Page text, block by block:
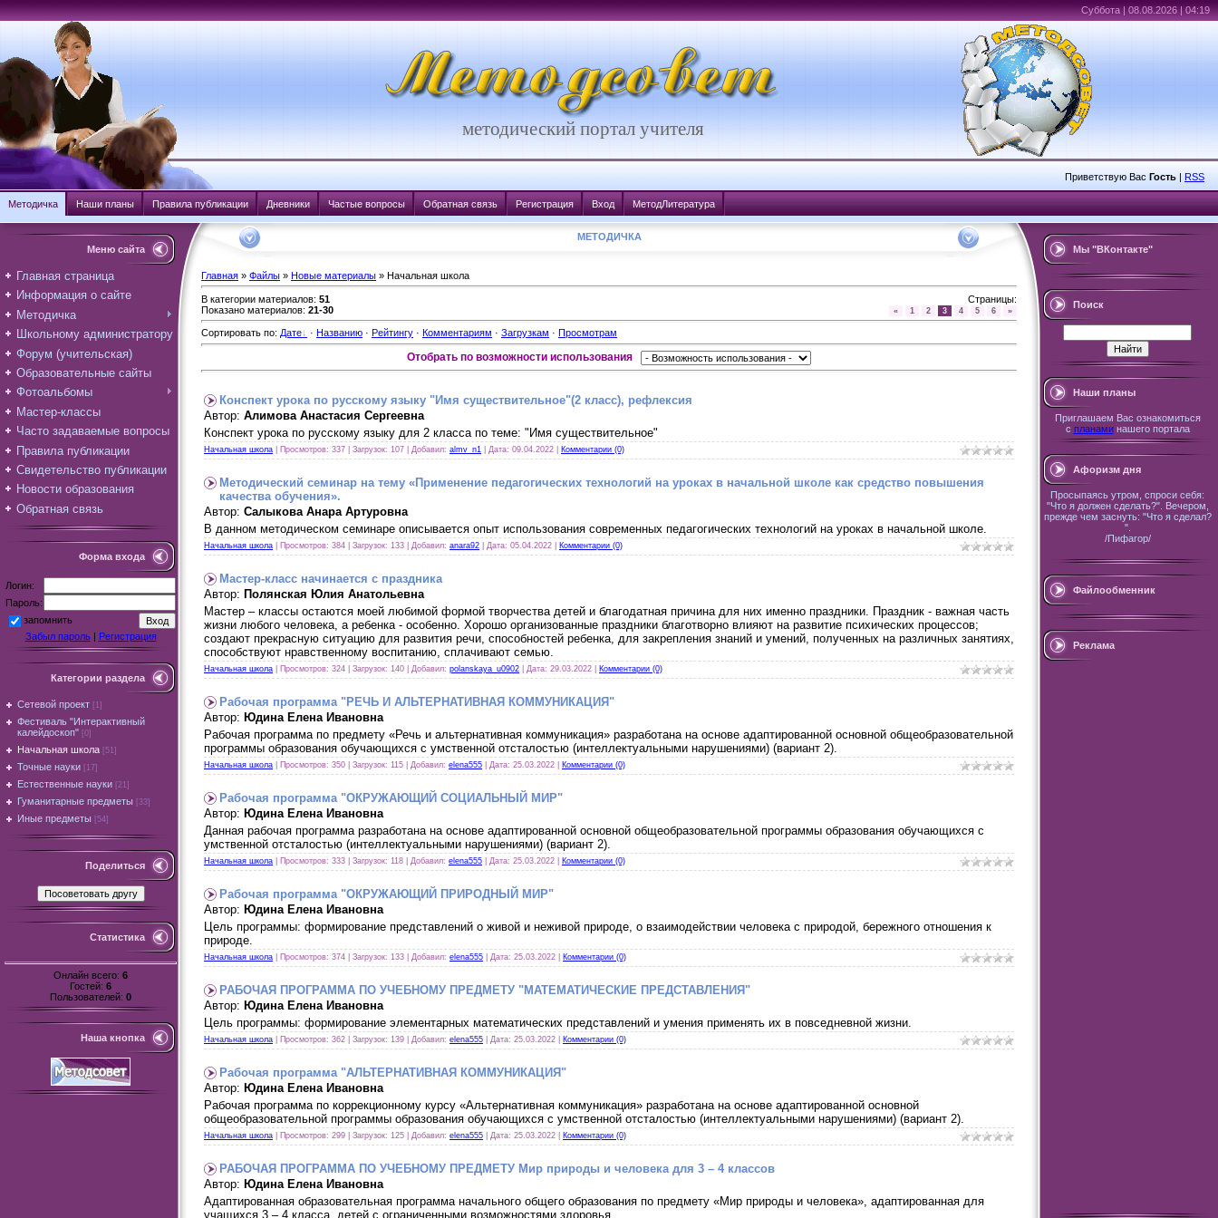
Суббота | 08.08.2026 | 04:19
методический портал учителя
Приветствую Вас Гость | RSS
Методичка Наши планы Правила публикации Дневники Частые вопросы Обратная связь Регистрация Вход МетодЛитература
Меню сайта
Главная страница
Информация о сайте
Методичка
Школьному администратору
Форум (учительская)
Образовательные сайты
Фотоальбомы
Мастер-классы
Часто задаваемые вопросы
Правила публикации
Свидетельство публикации
Новости образования
Обратная связь
Форма входа
Логин:
Пароль:
запомнить
Забыл пароль| Регистрация
Категории раздела
Сетевой проект [1]
Фестиваль "Интерактивный
калейдоскоп" [0]
Начальная школа [51]
Точные науки [17]
Естественные науки [21]
Гуманитарные предметы [33]
Иные предметы [54]
Поделиться
Статистика
Онлайн всего: 6
Гостей: 6
Пользователей: 0
Наша кнопка
МЕТОДИЧКА
Главная » Файлы » Новые материалы » Начальная школа
В категории материалов: 51
Показано материалов: 21-30
Страницы:
« 1 2 3 4 5 6 »
Сортировать по: Дате · Названию · Рейтингу · Комментариям · Загрузкам · Просмотрам
Отобрать по возможности использования
Конспект урока по русскому языку "Имя существительное"(2 класс), рефлексия
Автор: Алимова Анастасия Сергеевна
Конспект урока по русскому языку для 2 класса по теме: "Имя существительное"
Начальная школа | Просмотров: 337 | Загрузок: 107 | Добавил: almv_n1 | Дата: 09.04.2022 Комментарии (0)
Методический семинар на тему «Применение педагогических технологий на уроках в начальной школе как средство повышения
качества обучения».
Автор: Салыкова Анара Артуровна
В данном методическом семинаре описывается опыт использования современных педагогических технологий на уроках в начальной школе.
Начальная школа | Просмотров: 384 | Загрузок: 133 | Добавил: anara92 | Дата: 05.04.2022 Комментарии (0)
Мастер-класс начинается с праздника
Автор: Полянская Юлия Анатольевна
Мастер – классы остаются моей любимой формой творчества детей и благодатная причина для них именно праздники. Праздник - важная часть
жизни любого человека, а ребенка - особенно. Хорошо организованные праздники благотворно влияют на развитие психических процессов;
создают прекрасную ситуацию для развития речи, способностей ребенка, для закрепления знаний и умений, полученных на различных занятиях,
способствуют нравственному воспитанию, сплачивают семью.
Начальная школа | Просмотров: 324 | Загрузок: 140 | Добавил: polanskaya_u0902 | Дата: 29.03.2022 Комментарии (0)
Рабочая программа "РЕЧЬ И АЛЬТЕРНАТИВНАЯ КОММУНИКАЦИЯ"
Автор: Юдина Елена Ивановна
Рабочая программа по предмету «Речь и альтернативная коммуникация» разработана на основе адаптированной основной общеобразовательной
программы образования обучающихся с умственной отсталостью (интеллектуальными нарушениями) (вариант 2).
Начальная школа | Просмотров: 350 | Загрузок: 115 | Добавил: elena555 | Дата: 25.03.2022 Комментарии (0)
Рабочая программа "ОКРУЖАЮЩИЙ СОЦИАЛЬНЫЙ МИР"
Автор: Юдина Елена Ивановна
Данная рабочая программа разработана на основе адаптированной основной общеобразовательной программы образования обучающихся с
умственной отсталостью (интеллектуальными нарушениями) (вариант 2).
Начальная школа | Просмотров: 333 | Загрузок: 118 | Добавил: elena555 | Дата: 25.03.2022 Комментарии (0)
Рабочая программа "ОКРУЖАЮЩИЙ ПРИРОДНЫЙ МИР"
Автор: Юдина Елена Ивановна
Цель программы: формирование представлений о живой и неживой природе, о взаимодействии человека с природой, бережного отношения к
природе.
Начальная школа | Просмотров: 374 | Загрузок: 133 | Добавил: elena555 | Дата: 25.03.2022 Комментарии (0)
РАБОЧАЯ ПРОГРАММА ПО УЧЕБНОМУ ПРЕДМЕТУ "МАТЕМАТИЧЕСКИЕ ПРЕДСТАВЛЕНИЯ"
Автор: Юдина Елена Ивановна
Цель программы: формирование элементарных математических представлений и умения применять их в повседневной жизни.
Начальная школа | Просмотров: 362 | Загрузок: 139 | Добавил: elena555 | Дата: 25.03.2022 Комментарии (0)
Рабочая программа "АЛЬТЕРНАТИВНАЯ КОММУНИКАЦИЯ"
Автор: Юдина Елена Ивановна
Рабочая программа по коррекционному курсу «Альтернативная коммуникация» разработана на основе адаптированной основной
общеобразовательной программы образования обучающихся с умственной отсталостью (интеллектуальными нарушениями) (вариант 2).
Начальная школа | Просмотров: 299 | Загрузок: 125 | Добавил: elena555 | Дата: 25.03.2022 Комментарии (0)
РАБОЧАЯ ПРОГРАММА ПО УЧЕБНОМУ ПРЕДМЕТУ Мир природы и человека для 3 – 4 классов
Автор: Юдина Елена Ивановна
Адаптированная образовательная программа начального общего образования по предмету «Мир природы и человека», адаптированная для
учащихся 3 – 4 класса, детей с ограниченными возможностями здоровья
Мы "ВКонтакте"
Поиск
Наши планы
Приглашаем Вас ознакомиться
с планаминашего портала
Афоризм дня
Просыпаясь утром, спроси себя:
"Что я должен сделать?". Вечером,
прежде чем заснуть: "Что я сделал?
".
/Пифагор/
Файлообменник
Реклама